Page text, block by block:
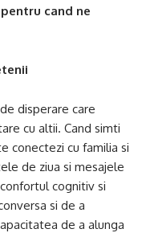
cand ne
disperare care
cu altii. Cand simti
conectezi cu familia si
de ziua si mesajele
cognitiv si
si de a
de a alunga